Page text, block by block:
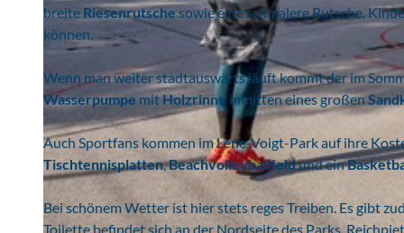
breite Riesenrutschesowie eine schmalere Rutsche.
können.
Wenn man weiter stadtauswärts läuft kommt der im
Wasserpumpe mitHolzrinneinmitten eines großen
Auch Sportfans kommen im Lene-Voigt-Park auf ihre
Tischtennisplatten,Beachvolleyballfeldund ein
Bei schönem Wetter ist hier stets reges Treiben. Es gibt
Toilette befindet sich an der Nordseite des Parks,